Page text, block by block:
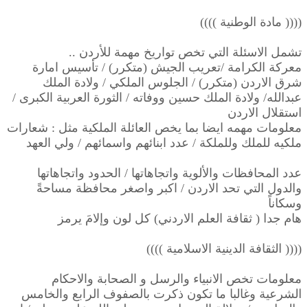
(((( مادة الوطنية ))))
تشمل الاسئلة التي تخص تواريخ مهمة للأردن ..
معركة الكرامة /تعريب الجيش (متكرر) / تأسيس امارة
شرق الاردن (متكرر) / الجلوس الملكي / ولادة الملك
عبدالله/ ولادة الملك حسين ووفاته / الثورة العربية الكبرى /
استقلال الاردن
معلومات مهمه ايضا بما يخص العائلة الملكية مثل : شعارات
ملكيه للملك وللملكة / عدد ابنائهم واسمائهم / ولي العهد
عدد المحافظات والألوية واتجاهاتها / الحدود واتجاهاتها
والدول التي تحد الاردن / اكبر واصغر محافظة مساحةً
وسكاناً
هام جدا ( ثقافة العلم الاردني) كل لون وإلامَ يرمز
(((( الثقافة الدينية الاسلامية ))))
معلومات تخص الانبياء والرسل و الصحابة والاحكام
الشرعية وغالبا ما تكون ذكرت بالصفوف الرابع والخامس